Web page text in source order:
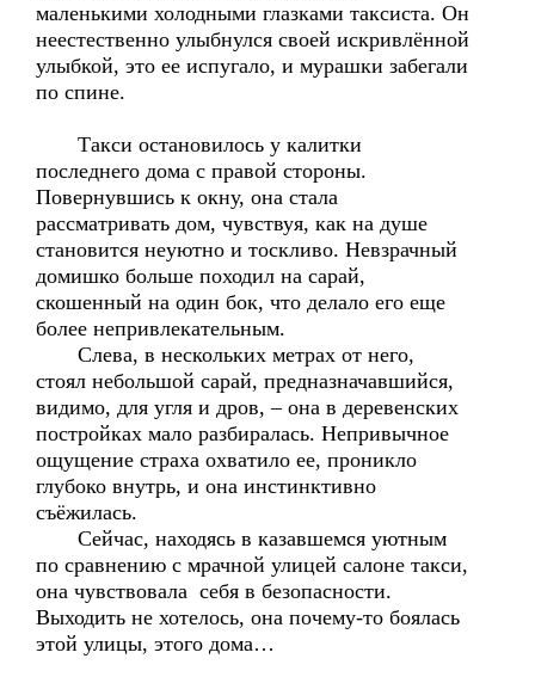
маленькими холодными глазками таксиста. Он
неестественно улыбнулся своей искривлённой
улыбкой, это ее испугало, и мурашки забегали
по спине.
Такси остановилось у калитки
последнего дома с правой стороны.
Повернувшись к окну, она стала
рассматривать дом, чувствуя, как на душе
становится неуютно и тоскливо. Невзрачный
домишко больше походил на сарай,
скошенный на один бок, что делало его еще
более непривлекательным.
Слева, в нескольких метрах от него,
стоял небольшой сарай, предназначавшийся,
видимо, для угля и дров, – она в деревенских
постройках мало разбиралась. Непривычное
ощущение страха охватило ее, проникло
глубоко внутрь, и она инстинктивно
съёжилась.
Сейчас, находясь в казавшемся уютным
по сравнению с мрачной улицей салоне такси,
она чувствовала себя в безопасности.
Выходить не хотелось, она почему-то боялась
этой улицы, этого дома…